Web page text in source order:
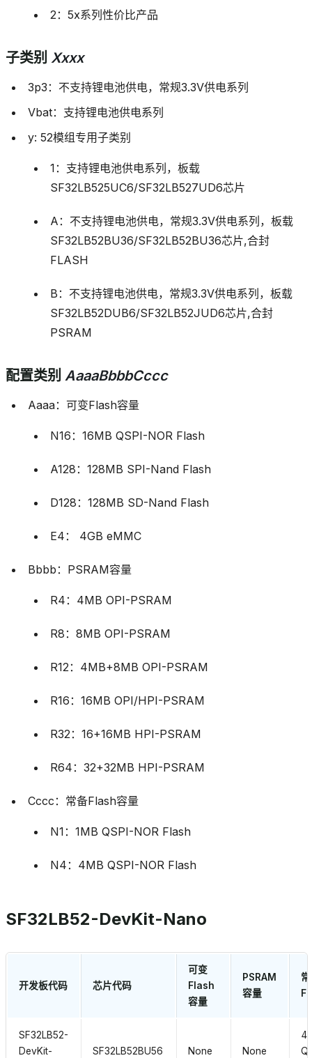
2：5x系列性价比产品
子类别 Xxxx
3p3：不支持锂电池供电，常规3.3V供电系列
Vbat：支持锂电池供电系列
y: 52模组专用子类别
1：支持锂电池供电系列，板载
SF32LB525UC6/SF32LB527UD6芯片
A：不支持锂电池供电，常规3.3V供电系列，板载
SF32LB52BU36/SF32LB52BU36芯片,合封
FLASH
B：不支持锂电池供电，常规3.3V供电系列，板载
SF32LB52DUB6/SF32LB52JUD6芯片,合封
PSRAM
配置类别 AaaaBbbbCccc
Aaaa：可变Flash容量
N16：16MB QSPI-NOR Flash
A128：128MB SPI-Nand Flash
D128：128MB SD-Nand Flash
E4： 4GB eMMC
Bbbb：PSRAM容量
R4：4MB OPI-PSRAM
R8：8MB OPI-PSRAM
R12：4MB+8MB OPI-PSRAM
R16：16MB OPI/HPI-PSRAM
R32：16+16MB HPI-PSRAM
R64：32+32MB HPI-PSRAM
Cccc：常备Flash容量
N1：1MB QSPI-NOR Flash
N4：4MB QSPI-NOR Flash
SF32LB52-DevKit-Nano
开发板代码 芯片代码
可变
Flash
容量
PSRAM
容量
SF32LB52-
DevKit-
SF32LB52BU56 None None